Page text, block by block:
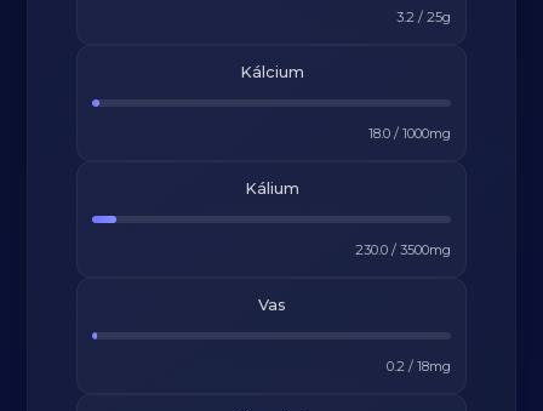
3.2/ 25g
Kálcium
18.0/ 1000mg
Kálium
230.0/ 3500mg
Vas
0.2/ 18mg